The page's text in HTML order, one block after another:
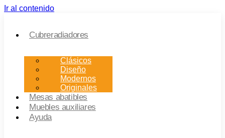
Ir al contenido
Cubreradiadores
Clásicos
Diseño
Modernos
Originales
Mesas abatibles
Muebles auxiliares
Ayuda